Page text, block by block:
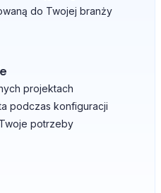
do Twojej branży
projektach
podczas konfiguracji
potrzeby